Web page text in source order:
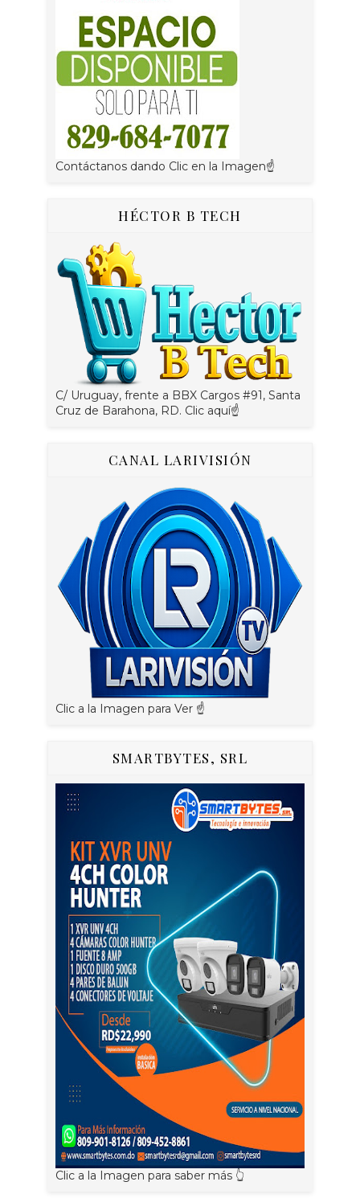
Contáctanos dando Clic en la Imagen☝
HÉCTOR B TECH
C/ Uruguay, frente a BBX Cargos #91, Santa
Cruz de Barahona, RD. Clic aquí☝
CANAL LARIVISIÓN
Clic a la Imagen para Ver ☝️
SMARTBYTES, SRL
Clic a la Imagen para saber más 👆